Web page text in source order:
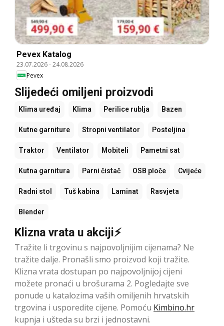
Pevex Katalog
23.07.2026-24.08.2026
Pevex
Slijedeći omiljeni proizvodi
Klima uređaj Klima Perilice rublja Bazen
Kutne garniture Stropni ventilator Posteljina
Traktor Ventilator Mobiteli Pametni sat
Kutna garnitura Parni čistač OSB ploče Cvijeće
Radni stol Tuš kabina Laminat Rasvjeta
Blender
Klizna vrata u akciji⚡
Tražite li trgovinu s najpovoljnijim cijenama? Ne
tražite dalje. Pronašli smo proizvod koji tražite.
Klizna vrata dostupan po najpovoljnijoj cijeni
možete pronaći u brošurama 2. Pogledajte sve
ponude u katalozima vaših omiljenih hrvatskih
trgovina i usporedite cijene. Pomoću Kimbino.hr
kupnja i ušteda su brzi i jednostavni.